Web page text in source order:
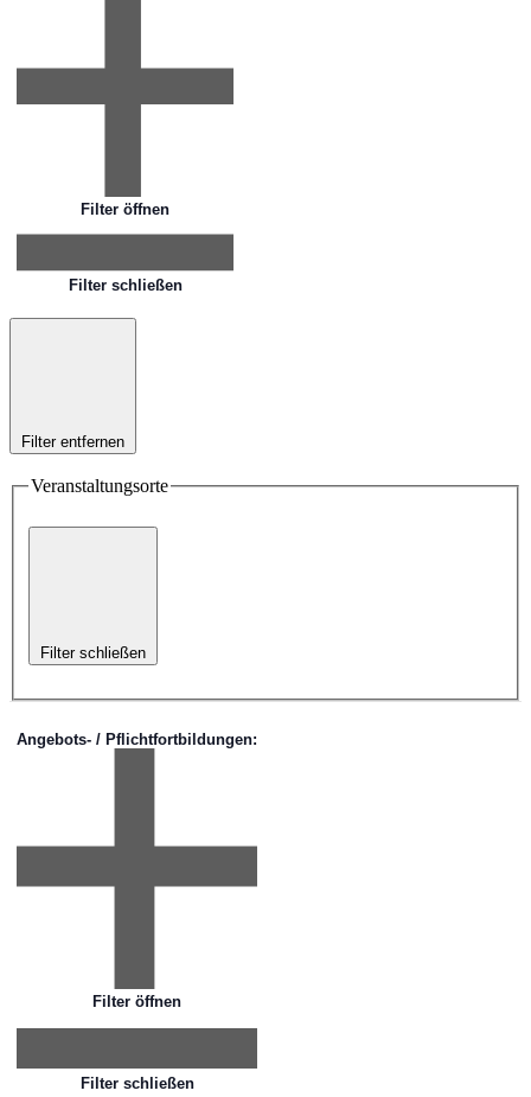
Filter öffnen
Filter schließen
Filter entfernen
Veranstaltungsorte
Filter schließen
Angebots- / Pflichtfortbildungen:
Filter öffnen
Filter schließen